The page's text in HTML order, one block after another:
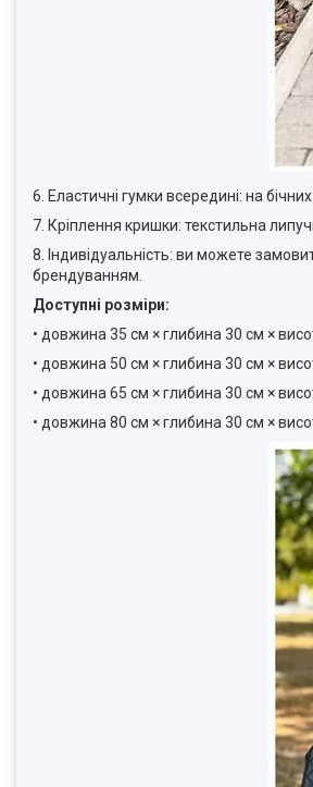
6. Еластичні гумки всередині: на
7. Кріплення кришки: текстильна
8. Індивідуальність: ви можете
брендуванням.
Доступні розміри:
• довжина 35 см × глибина 30 см ×
• довжина 50 см × глибина 30 см ×
• довжина 65 см × глибина 30 см ×
• довжина 80 см × глибина 30 см ×